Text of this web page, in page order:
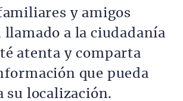
y amigos
llamado a la ciudadanía
atenta y comparta
que pueda
su localización.